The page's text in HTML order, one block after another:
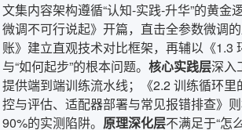
文集内容架构遵循“认知-实践-升华”的黄
微调不可行说起》开篇，直击全参数微调
账》建立直观技术对比框架，再辅以《1.3
与“如何起步”的根本问题。核心实践层深入
提供端到端训练流水线；《2.2 训练循环
控与评估、适配器部署与常见报错排查》
90%的实测陷阱。 原理深化层不满足于“怎